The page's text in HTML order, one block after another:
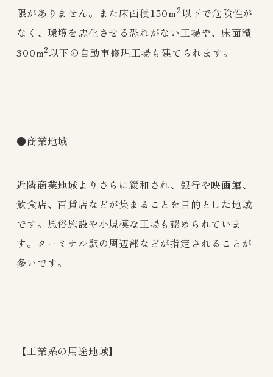
限がありません。また床面積150m2以下で危険性が
なく、環境を悪化させる恐れがない工場や、床面積
300m2以下の自動車修理工場も建てられます。
●商業地域
近隣商業地域よりさらに緩和され、銀行や映画館、
飲食店、百貨店などが集まることを目的とした地域
です。風俗施設や小規模な工場も認められていま
す。ターミナル駅の周辺部などが指定されることが
多いです。
【工業系の用途地域】